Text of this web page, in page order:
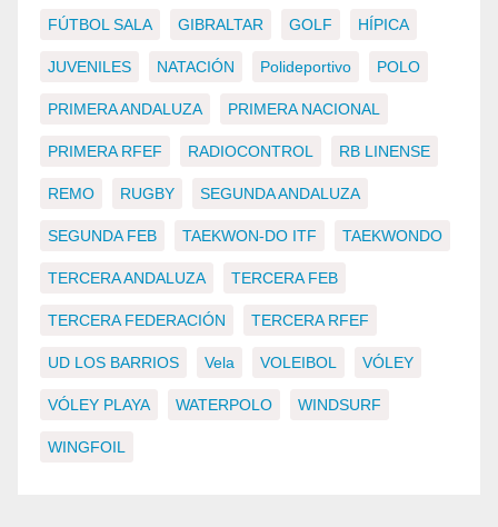
FÚTBOL SALA GIBRALTAR GOLF HÍPICA
JUVENILES NATACIÓN Polideportivo POLO
PRIMERA ANDALUZA PRIMERA NACIONAL
PRIMERA RFEF RADIOCONTROL RB LINENSE
REMO RUGBY SEGUNDA ANDALUZA
SEGUNDA FEB TAEKWON-DO ITF TAEKWONDO
TERCERA ANDALUZA TERCERA FEB
TERCERA FEDERACIÓN TERCERA RFEF
UD LOS BARRIOS Vela VOLEIBOL VÓLEY
VÓLEY PLAYA WATERPOLO WINDSURF
WINGFOIL